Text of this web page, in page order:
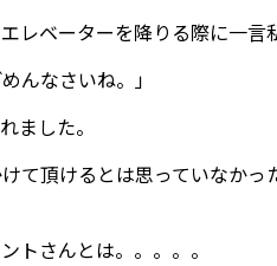
レベーターを降りる際に一言
んなさいね。」
ました。
頂けるとは思っていなかっ
トさんとは。。。。。